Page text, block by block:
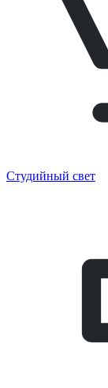
Студийный свет